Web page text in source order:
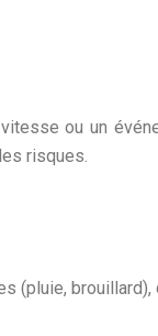
ou un
risques.
(pluie,